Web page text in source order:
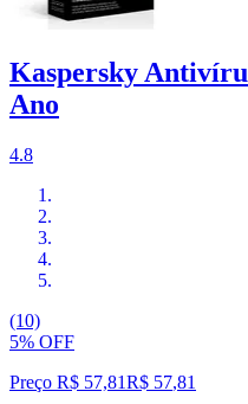
Kaspersky
Ano
4.8
(10)
5% OFF
Preço R$ 57,81R$ 57,81